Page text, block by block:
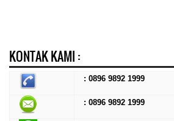
KONTAK KAMI :
: 0896 9892 1999
: 0896 9892 1999